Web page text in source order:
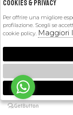
2026 Petit Pasha -
🍪
Cookies & Privacy
Per offrire una migliore
profilazione. Scegli se
cookie policy. Maggiori